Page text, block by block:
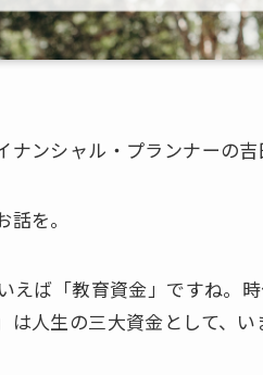
ナンシャル・プランナーの吉
を。
えば「教育資金」ですね。
は人生の三大資金として、い